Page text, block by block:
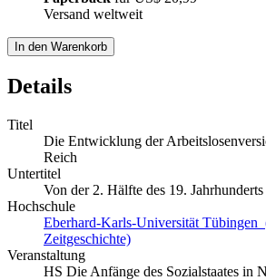
Versand weltweit
In den Warenkorb
Details
Titel
Die Entwicklung der
Reich
Untertitel
Von der 2. Hälfte des 19.
Hochschule
Eberhard-Karls-Universität Tübingen
Zeitgeschichte)
Veranstaltung
HS Die Anfänge des Sozialstaates in